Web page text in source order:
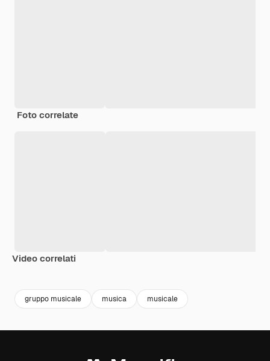
Foto correlate
Video correlati
gruppo musicale musica musicale